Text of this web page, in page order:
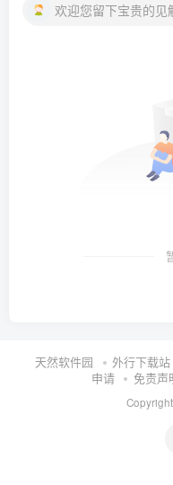
欢迎您留下宝贵的见
天然软件园 外行下载站
申请
免责声